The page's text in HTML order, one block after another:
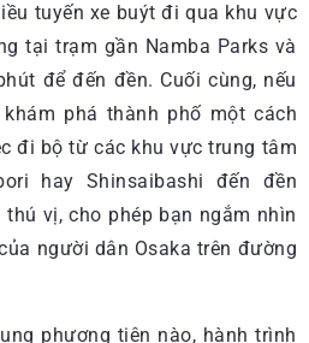
tuyến xe buýt đi qua khu vực
tại trạm gần Namba Parks và
để đến đền. Cuối cùng, nếu
phá thành phố một cách
đi bộ từ các khu vực trung tâm
hay Shinsaibashi đến đền
vị, cho phép bạn ngắm nhìn
người dân Osaka trên đường
phương tiện nào, hành trình